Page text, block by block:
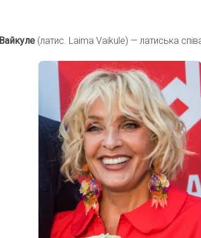
(латис. Laima Vaikule) — латиська